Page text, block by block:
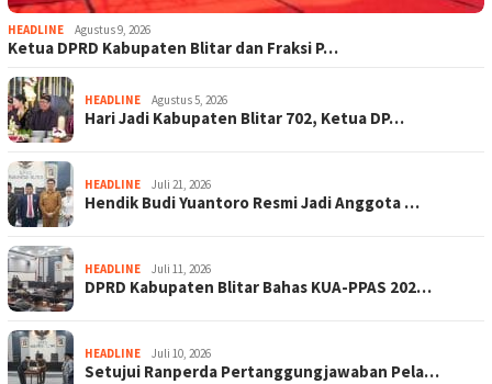
HEADLINE Agustus 9, 2026
Ketua DPRD Kabupaten Blitar dan Fraksi P…
HEADLINE Agustus 5, 2026
Hari Jadi Kabupaten Blitar 702, Ketua DP…
HEADLINE Juli 21, 2026
Hendik Budi Yuantoro Resmi Jadi Anggota …
HEADLINE Juli 11, 2026
DPRD Kabupaten Blitar Bahas KUA-PPAS 202…
HEADLINE Juli 10, 2026
Setujui Ranperda Pertanggungjawaban Pela…